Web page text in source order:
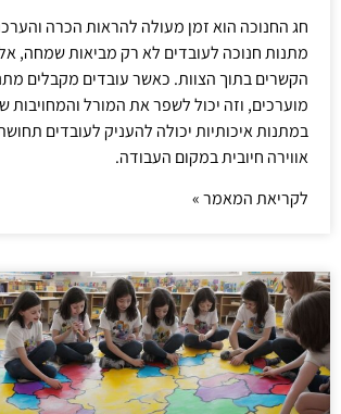
חג החנוכה הוא זמן מעולה להראות הכרה
מתנות חנוכה לעובדים לא רק מביאות שמחה,
הקשרים בתוך הצוות. כאשר עובדים מקבלים
מוערכים, וזה יכול לשפר את המורל
במתנות איכותיות יכולה להעניק לעובדים תחושת
אווירה חיובית במקום העבודה.
לקריאת המאמר »